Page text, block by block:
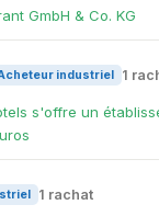
GmbH & Co. KG
industriel 1
s'offre un
1 rachat